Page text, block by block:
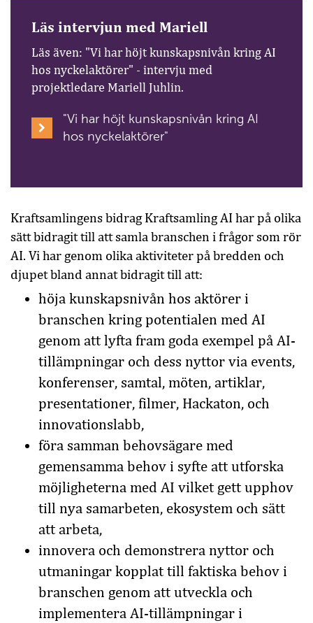
Läs intervjun med Mariell
Läs även: "Vi har höjt kunskapsnivån kring AI
hos nyckelaktörer" - intervju med
projektledare Mariell Juhlin.
"Vi har höjt kunskapsnivån kring AI
hos nyckelaktörer"
Kraftsamlingens bidrag Kraftsamling AI har på olika
sätt bidragit till att samla branschen i frågor som rör
AI. Vi har genom olika aktiviteter på bredden och
djupet bland annat bidragit till att:
höja kunskapsnivån hos aktörer i
branschen kring potentialen med AI
genom att lyfta fram goda exempel på AI-
tillämpningar och dess nyttor via events,
konferenser, samtal, möten, artiklar,
presentationer, filmer, Hackaton, och
innovationslabb,
föra samman behovsägare med
gemensamma behov i syfte att utforska
möjligheterna med AI vilket gett upphov
till nya samarbeten, ekosystem och sätt
att arbeta,
innovera och demonstrera nyttor och
utmaningar kopplat till faktiska behov i
branschen genom att utveckla och
implementera AI-tillämpningar i